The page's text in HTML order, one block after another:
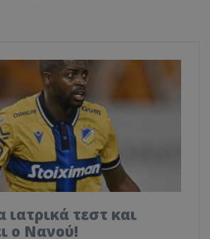
ιατρικά τεστ και
ο Νανού!